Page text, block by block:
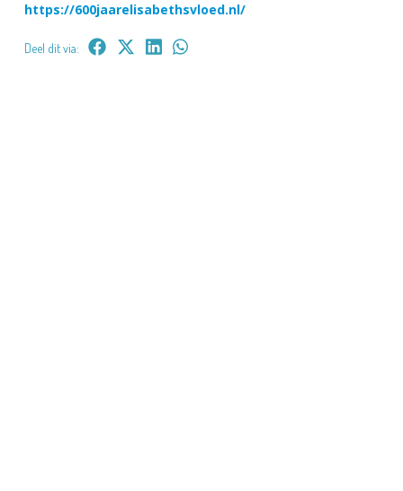
https://600jaarelisabethsvloed.nl/
Deel dit via: